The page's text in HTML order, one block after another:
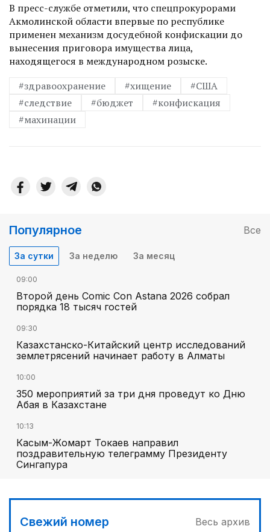
В пресс-службе отметили, что спецпрокурорами
Акмолинской области впервые по республике
применен механизм досудебной конфискации до
вынесения приговора имущества лица,
находящегося в международном розыске.
#здравоохранение
#хищение
#США
#следствие
#бюджет
#конфискация
#махинации
Популярное Все
За сутки За неделю За месяц
09:00
Второй день Comic Con Astana 2026 собрал
порядка 18 тысяч гостей
09:30
Казахстанско-Китайский центр исследований
землетрясений начинает работу в Алматы
10:00
350 мероприятий за три дня проведут ко Дню
Абая в Казахстане
10:13
Касым-Жомарт Токаев направил
поздравительную телеграмму Президенту
Сингапура
Свежий номер Весь архив